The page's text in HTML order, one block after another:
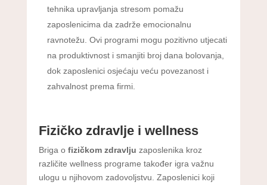
tehnika upravljanja stresom pomažu
zaposlenicima da zadrže emocionalnu
ravnotežu. Ovi programi mogu pozitivno utjecati
na produktivnost i smanjiti broj dana bolovanja,
dok zaposlenici osjećaju veću povezanost i
zahvalnost prema firmi.
Fizičko zdravlje i wellness
Briga o fizičkom zdravlju zaposlenika kroz
različite wellness programe također igra važnu
ulogu u njihovom zadovoljstvu. Zaposlenici koji